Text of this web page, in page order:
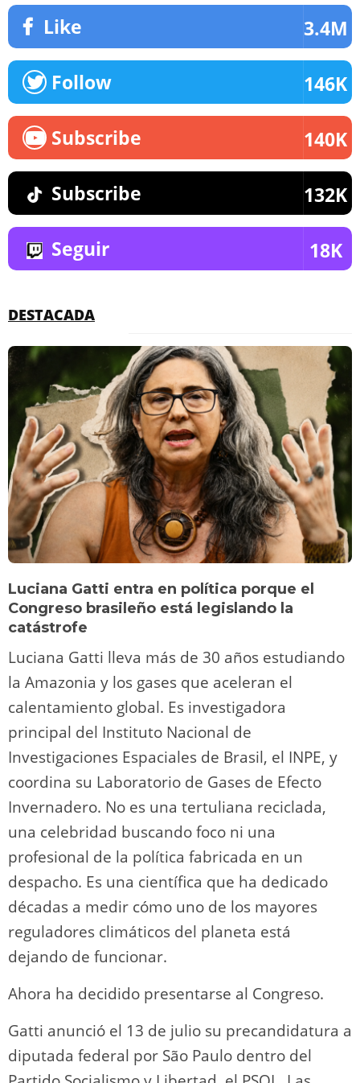
Like 3.4M
Follow 146K
Subscribe 140K
Subscribe 132K
Seguir 18K
DESTACADA
Luciana Gatti entra en política porque el
Congreso brasileño está legislando la
catástrofe
Luciana Gatti lleva más de 30 años estudiando
la Amazonia y los gases que aceleran el
calentamiento global. Es investigadora
principal del Instituto Nacional de
Investigaciones Espaciales de Brasil, el INPE, y
coordina su Laboratorio de Gases de Efecto
Invernadero. No es una tertuliana reciclada,
una celebridad buscando foco ni una
profesional de la política fabricada en un
despacho. Es una científica que ha dedicado
décadas a medir cómo uno de los mayores
reguladores climáticos del planeta está
dejando de funcionar.
Ahora ha decidido presentarse al Congreso.
Gatti anunció el 13 de julio su precandidatura a
diputada federal por São Paulo dentro del